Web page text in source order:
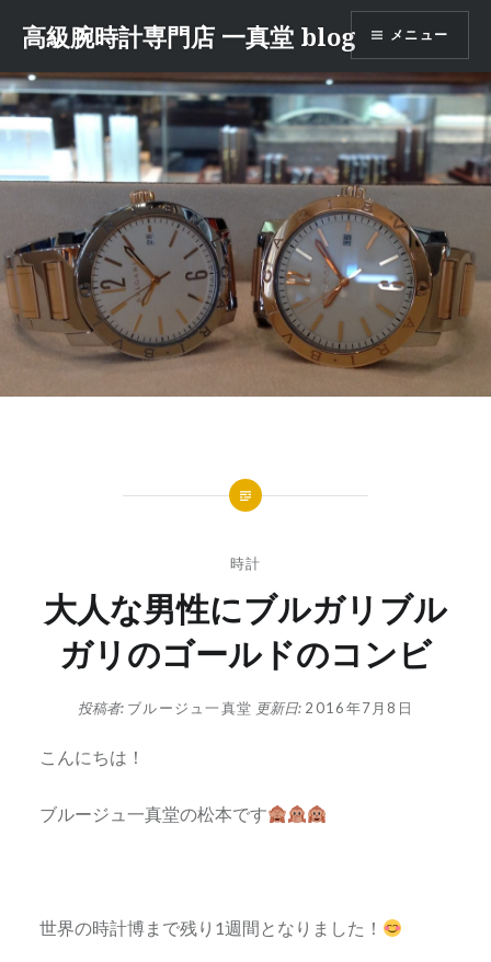
テ
ン
ツ
へ
ス
プ
高級腕時計専門店 一真堂 blog メニュー
時計
大人な男性にブルガリブル
ガリのゴールドのコンビ
投稿者: ブルージュ一真堂 更新日: 2016年7月8日
こんにちは！
ブルージュ一真堂の松本です
世界の時計博まで残り1週間となりました！